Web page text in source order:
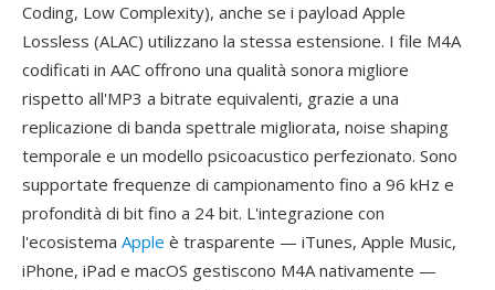
Coding, Low Complexity), anche se i payload Apple
Lossless (ALAC) utilizzano la stessa estensione. I file M4A
codificati in AAC offrono una qualità sonora migliore
rispetto all'MP3 a bitrate equivalenti, grazie a una
replicazione di banda spettrale migliorata, noise shaping
temporale e un modello psicoacustico perfezionato. Sono
supportate frequenze di campionamento fino a 96 kHz e
profondità di bit fino a 24 bit. L'integrazione con
l'ecosistema Apple è trasparente — iTunes, Apple Music,
iPhone, iPad e macOS gestiscono M4A nativamente —